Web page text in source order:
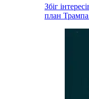
Збіг
план Трампа